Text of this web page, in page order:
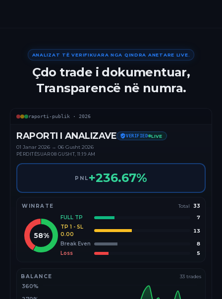
ANALIZAT TË VERIFIKUARA NGA QINDRA ANETARE LIVE.
Çdo trade i dokumentuar,
Transparencë në numra.
raporti-publik · 2026
RAPORTI I ANALIZAVE VERIFIED LIVE
01 Janar 2026 → 06 Gusht 2026
PËRDITËSUAR08 GUSHT, 11:19 AM
PNL +236.67%
WINRATE Total 33
58%
FULL TP
7
TP 1 - SL
0.00
13
Break Even
8
Loss
5
BALANCE 33 trades
360%